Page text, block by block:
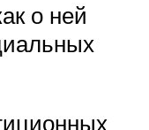
о ней